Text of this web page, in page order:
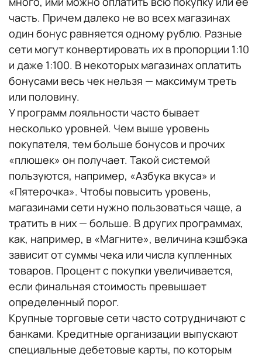
часть. Причем далеко не во всех магазинах
один бонус равняется одному рублю. Разные
сети могут конвертировать их в пропорции 1:10
и даже 1:100. В некоторых магазинах оплатить
бонусами весь чек нельзя — максимум треть
или половину.
У программ лояльности часто бывает
несколько уровней. Чем выше уровень
покупателя, тем больше бонусов и прочих
«плюшек» он получает. Такой системой
пользуются, например, «Азбука вкуса» и
«Пятерочка». Чтобы повысить уровень,
магазинами сети нужно пользоваться чаще, а
тратить в них — больше. В других программах,
как, например, в «Магните», величина кэшбэка
зависит от суммы чека или числа купленных
товаров. Процент с покупки увеличивается,
если финальная стоимость превышает
определенный порог.
Крупные торговые сети часто сотрудничают с
банками. Кредитные организации выпускают
специальные дебетовые карты, по которым